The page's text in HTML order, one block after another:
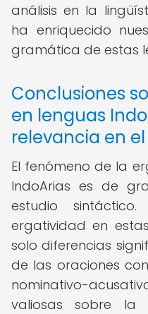
análisis en la
ha enriquecido
gramática de estas
Conclusiones
en lenguas
relevancia en
El fenómeno de la
IndoArias es de
estudio
ergatividad en
solo diferencias
de las oraciones
nominativo-
valiosas sobre la